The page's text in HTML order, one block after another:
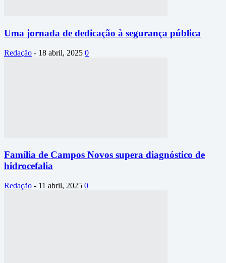
Uma jornada de dedicação à segurança pública
Redação - 18 abril, 2025 0
Família de Campos Novos supera diagnóstico de
hidrocefalia
Redação - 11 abril, 2025 0